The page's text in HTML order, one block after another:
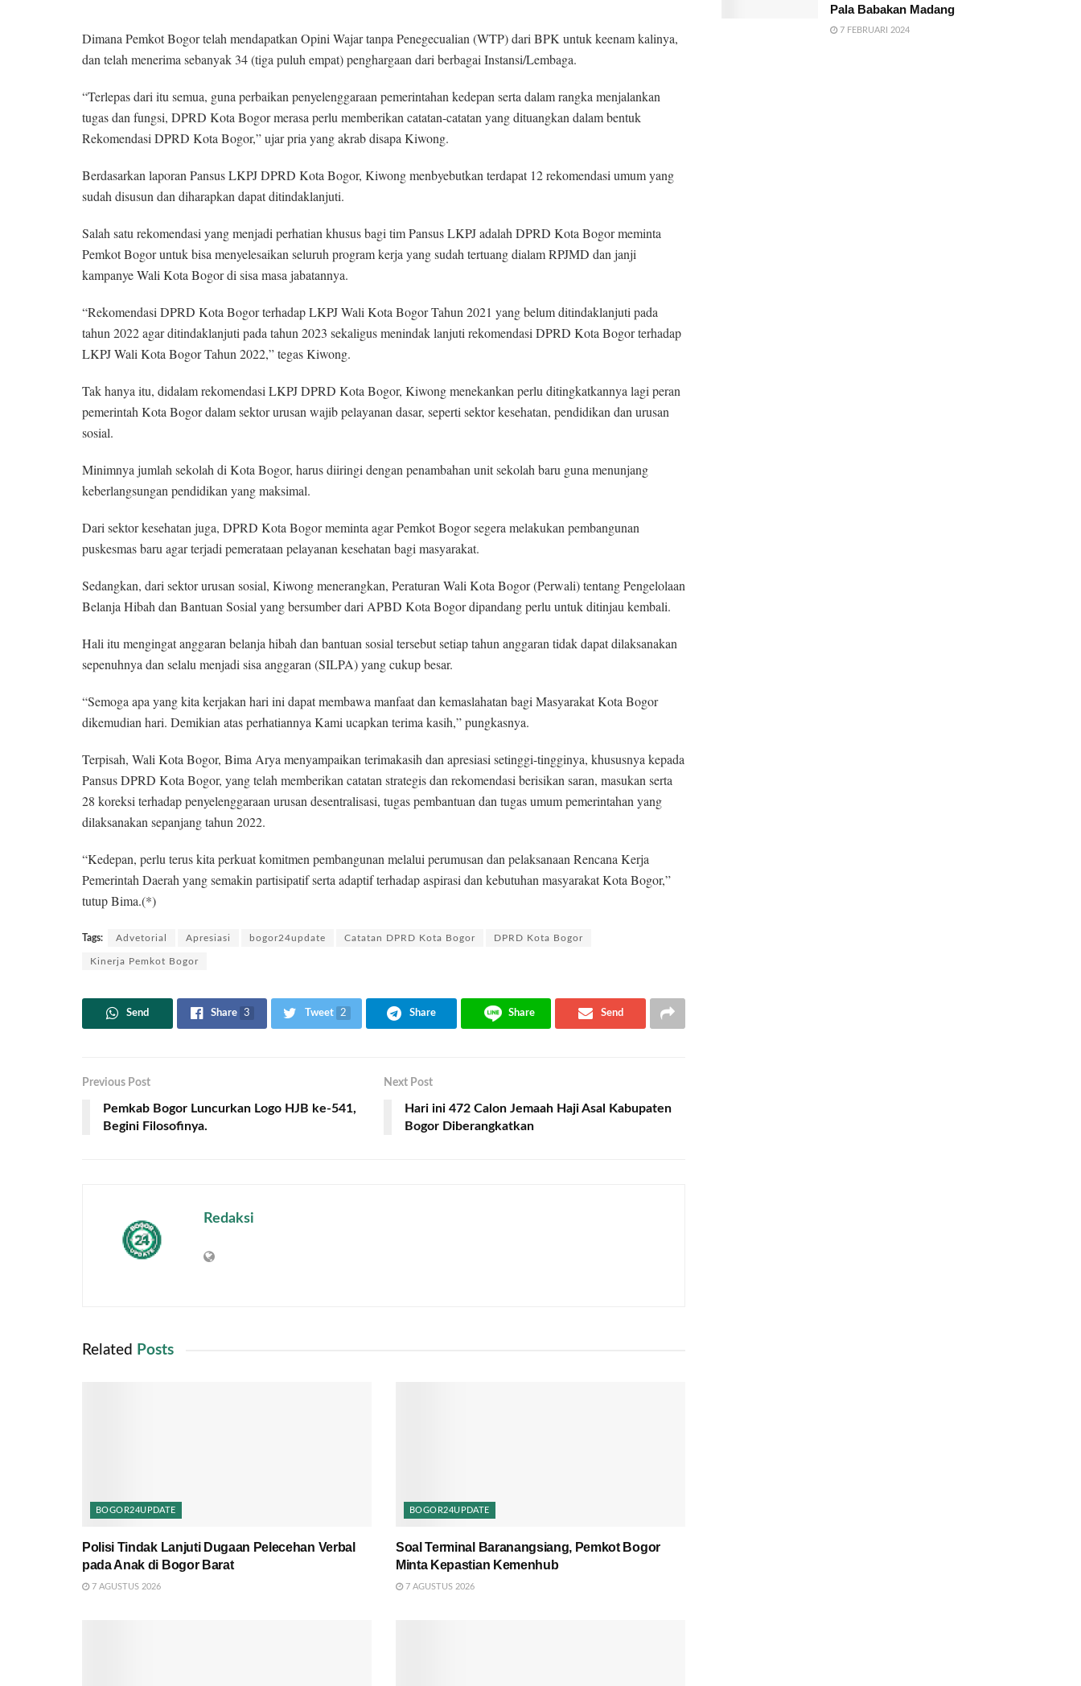
Dimana Pemkot Bogor telah mendapatkan Opini Wajar tanpa Penegecualian (WTP) dari BPK untuk keenam kalinya,
dan telah menerima sebanyak 34 (tiga puluh empat) penghargaan dari berbagai Instansi/Lembaga.
“Terlepas dari itu semua, guna perbaikan penyelenggaraan pemerintahan kedepan serta dalam rangka menjalankan
tugas dan fungsi, DPRD Kota Bogor merasa perlu memberikan catatan-catatan yang dituangkan dalam bentuk
Rekomendasi DPRD Kota Bogor,” ujar pria yang akrab disapa Kiwong.
Berdasarkan laporan Pansus LKPJ DPRD Kota Bogor, Kiwong menbyebutkan terdapat 12 rekomendasi umum yang
sudah disusun dan diharapkan dapat ditindaklanjuti.
Salah satu rekomendasi yang menjadi perhatian khusus bagi tim Pansus LKPJ adalah DPRD Kota Bogor meminta
Pemkot Bogor untuk bisa menyelesaikan seluruh program kerja yang sudah tertuang dialam RPJMD dan janji
kampanye Wali Kota Bogor di sisa masa jabatannya.
“Rekomendasi DPRD Kota Bogor terhadap LKPJ Wali Kota Bogor Tahun 2021 yang belum ditindaklanjuti pada
tahun 2022 agar ditindaklanjuti pada tahun 2023 sekaligus menindak lanjuti rekomendasi DPRD Kota Bogor terhadap
LKPJ Wali Kota Bogor Tahun 2022,” tegas Kiwong.
Tak hanya itu, didalam rekomendasi LKPJ DPRD Kota Bogor, Kiwong menekankan perlu ditingkatkannya lagi peran
pemerintah Kota Bogor dalam sektor urusan wajib pelayanan dasar, seperti sektor kesehatan, pendidikan dan urusan
sosial.
Minimnya jumlah sekolah di Kota Bogor, harus diiringi dengan penambahan unit sekolah baru guna menunjang
keberlangsungan pendidikan yang maksimal.
Dari sektor kesehatan juga, DPRD Kota Bogor meminta agar Pemkot Bogor segera melakukan pembangunan
puskesmas baru agar terjadi pemerataan pelayanan kesehatan bagi masyarakat.
Sedangkan, dari sektor urusan sosial, Kiwong menerangkan, Peraturan Wali Kota Bogor (Perwali) tentang Pengelolaan
Belanja Hibah dan Bantuan Sosial yang bersumber dari APBD Kota Bogor dipandang perlu untuk ditinjau kembali.
Hali itu mengingat anggaran belanja hibah dan bantuan sosial tersebut setiap tahun anggaran tidak dapat dilaksanakan
sepenuhnya dan selalu menjadi sisa anggaran (SILPA) yang cukup besar.
“Semoga apa yang kita kerjakan hari ini dapat membawa manfaat dan kemaslahatan bagi Masyarakat Kota Bogor
dikemudian hari. Demikian atas perhatiannya Kami ucapkan terima kasih,” pungkasnya.
Terpisah, Wali Kota Bogor, Bima Arya menyampaikan terimakasih dan apresiasi setinggi-tingginya, khususnya kepada
Pansus DPRD Kota Bogor, yang telah memberikan catatan strategis dan rekomendasi berisikan saran, masukan serta
28 koreksi terhadap penyelenggaraan urusan desentralisasi, tugas pembantuan dan tugas umum pemerintahan yang
dilaksanakan sepanjang tahun 2022.
“Kedepan, perlu terus kita perkuat komitmen pembangunan melalui perumusan dan pelaksanaan Rencana Kerja
Pemerintah Daerah yang semakin partisipatif serta adaptif terhadap aspirasi dan kebutuhan masyarakat Kota Bogor,”
tutup Bima.(*)
Tags: Advetorial Apresiasi bogor24update Catatan DPRD Kota Bogor DPRD Kota Bogor
Kinerja Pemkot Bogor
Send Share 3 Tweet 2 Share Share Send
Previous Post
Pemkab Bogor Luncurkan Logo HJB ke-541,
Begini Filosofinya.
Next Post
Hari ini 472 Calon Jemaah Haji Asal Kabupaten
Bogor Diberangkatkan
Redaksi
Related Posts
BOGOR24UPDATE
Polisi Tindak Lanjuti Dugaan Pelecehan Verbal
pada Anak di Bogor Barat
7 AGUSTUS 2026
BOGOR24UPDATE
Soal Terminal Baranangsiang, Pemkot Bogor
Minta Kepastian Kemenhub
7 AGUSTUS 2026
Pala Babakan Madang
7 FEBRUARI 2024